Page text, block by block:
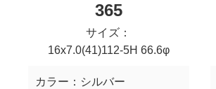
365
サイズ：
16x7.0(41)112-5H 66.6φ
カラー： シルバー